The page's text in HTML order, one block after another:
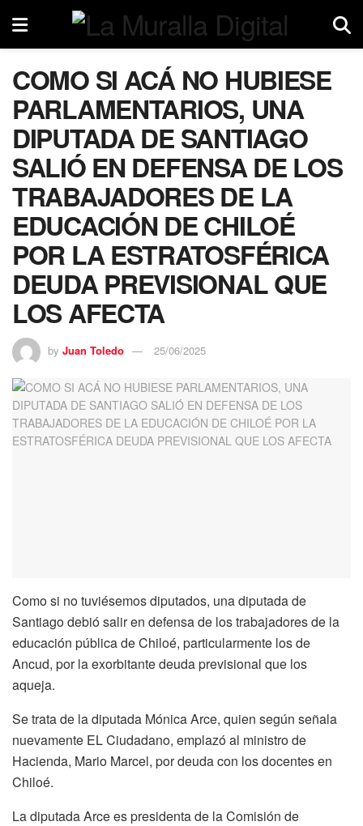
COMO SI ACÁ NO HUBIESE
PARLAMENTARIOS, UNA
DIPUTADA DE SANTIAGO
SALIÓ EN DEFENSA DE LOS
TRABAJADORES DE LA
EDUCACIÓN DE CHILOÉ
POR LA ESTRATOSFÉRICA
DEUDA PREVISIONAL QUE
LOS AFECTA
by Juan Toledo 25/06/2025
Como si no tuviésemos diputados, una diputada de
Santiago debió salir en defensa de los trabajadores de la
educación pública de Chiloé, particularmente los de
Ancud, por la exorbitante deuda previsional que los
aqueja.
Se trata de la diputada Mónica Arce, quien según señala
nuevamente EL Ciudadano, emplazó al ministro de
Hacienda, Mario Marcel, por deuda con los docentes en
Chiloé.
La diputada Arce es presidenta de la Comisión de